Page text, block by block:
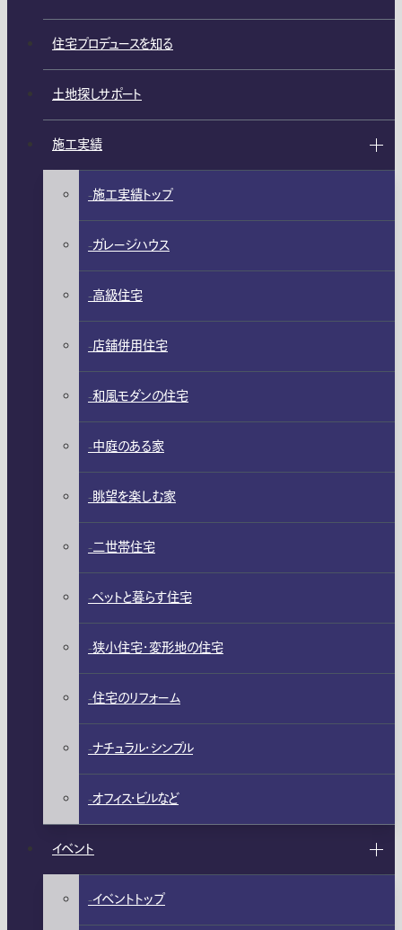
住宅プロデュースを知る
土地探しサポート
施工実績
施工実績トップ
ガレージハウス
高級住宅
店舗併用住宅
和風モダンの住宅
中庭のある家
眺望を楽しむ家
二世帯住宅
ペットと暮らす住宅
狭小住宅・変形地の住宅
住宅のリフォーム
ナチュラル・シンプル
オフィス・ビルなど
イベント
イベントトップ